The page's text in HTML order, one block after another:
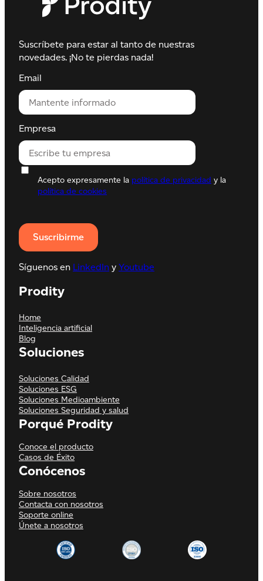
Suscríbete para estar al tanto de nuestras
novedades. ¡No te pierdas nada!
Email
Empresa
Acepto expresamente la política de privacidad y la
política de cookies
Síguenos en LinkedIn y Youtube
Prodity
Home
Inteligencia artificial
Blog
Soluciones
Soluciones Calidad
Soluciones ESG
Soluciones Medioambiente
Soluciones Seguridad y salud
Porqué Prodity
Conoce el producto
Casos de Éxito
Conócenos
Sobre nosotros
Contacta con nosotros
Soporte online
Únete a nosotros